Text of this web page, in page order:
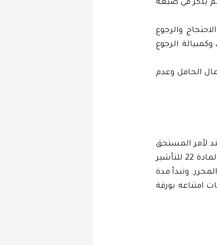
لم يذكر في صيغة
والرجوع
الرجوع
الحامل وعدم
لأمر المستحق
الوفاء بعد مدة معينة من الاطلاع إلى المحرر في الميعاد المنصوص عليه في المادة 22 للتأشير
وتبدأ مدة
امتناعه بورقة